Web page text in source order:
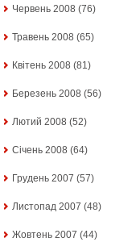
Червень 2008 (76)
Травень 2008 (65)
Квітень 2008 (81)
Березень 2008 (56)
Лютий 2008 (52)
Січень 2008 (64)
Грудень 2007 (57)
Листопад 2007 (48)
Жовтень 2007 (44)